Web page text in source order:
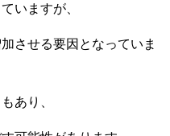
いますが、
させる要因となっていま
あり、